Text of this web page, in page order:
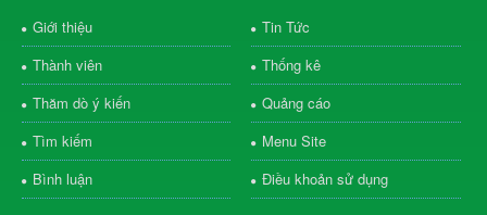
Giới thiệu
Tin Tức
Thành viên
Thống kê
Thăm dò ý kiến
Quảng cáo
Tìm kiếm
Menu Site
Bình luận
Điều khoản sử dụng